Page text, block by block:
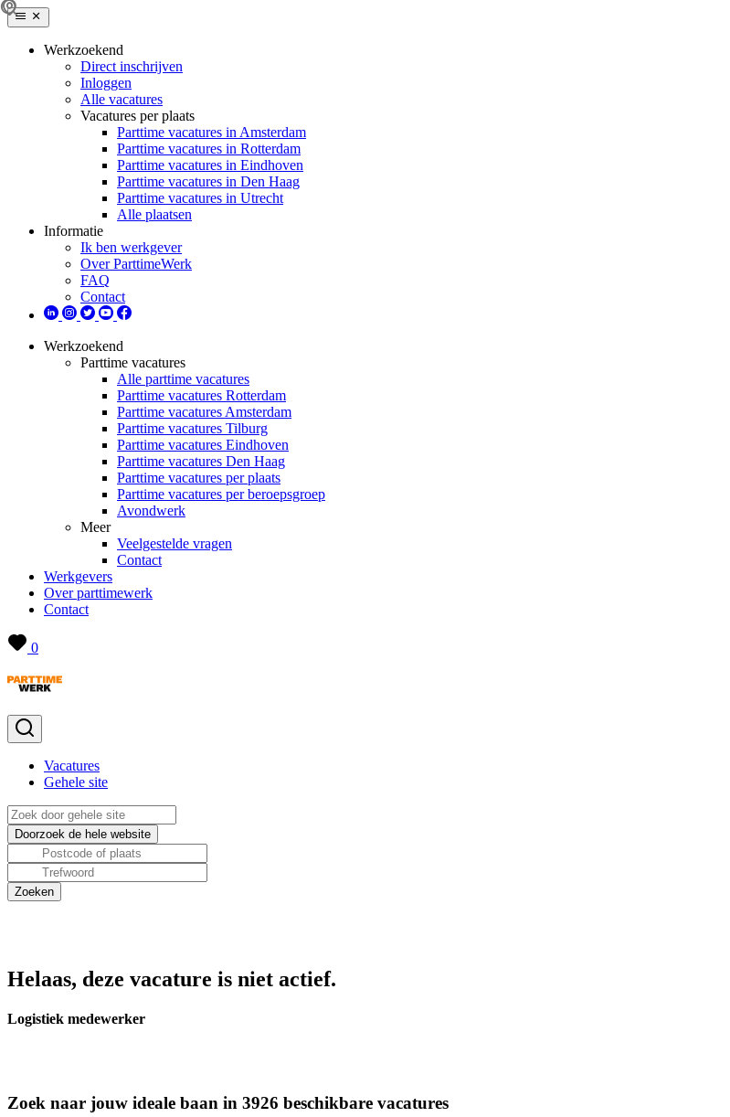
Werkzoekend
Direct inschrijven
Inloggen
Alle vacatures
Vacatures per plaats
Parttime vacatures in Amsterdam
Parttime vacatures in Rotterdam
Parttime vacatures in Eindhoven
Parttime vacatures in Den Haag
Parttime vacatures in Utrecht
Alle plaatsen
Informatie
Ik ben werkgever
Over ParttimeWerk
FAQ
Contact
Werkzoekend
Parttime vacatures
Alle parttime vacatures
Parttime vacatures Rotterdam
Parttime vacatures Amsterdam
Parttime vacatures Tilburg
Parttime vacatures Eindhoven
Parttime vacatures Den Haag
Parttime vacatures per plaats
Parttime vacatures per beroepsgroep
Avondwerk
Meer
Veelgestelde vragen
Contact
Werkgevers
Over parttimewerk
Contact
0
Vacatures
Gehele site
Helaas, deze vacature is niet actief.
Logistiek medewerker
Zoek naar jouw ideale baan in 3926 beschikbare vacatures